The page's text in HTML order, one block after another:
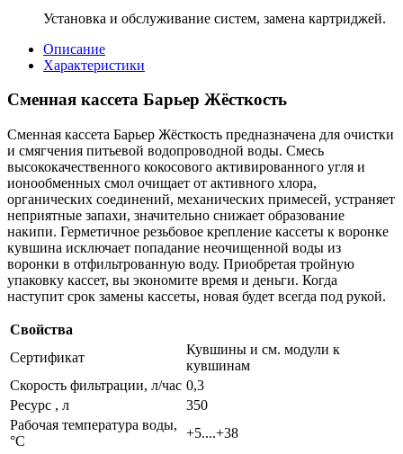
Установка и обслуживание систем, замена картриджей.
Описание
Характеристики
Сменная кассета Барьер Жёсткость
Сменная кассета Барьер Жёсткость предназначена для очистки
и смягчения питьевой водопроводной воды. Смесь
высококачественного кокосового активированного угля и
ионообменных смол очищает от активного хлора,
органических соединений, механических примесей, устраняет
неприятные запахи, значительно снижает образование
накипи. Герметичное резьбовое крепление кассеты к воронке
кувшина исключает попадание неочищенной воды из
воронки в отфильтрованную воду. Приобретая тройную
упаковку кассет, вы экономите время и деньги. Когда
наступит срок замены кассеты, новая будет всегда под рукой.
Свойства
Сертификат
Кувшины и см. модули к
кувшинам
Скорость фильтрации, л/час 0,3
Ресурс , л
350
Рабочая температура воды,
°C
+5....+38